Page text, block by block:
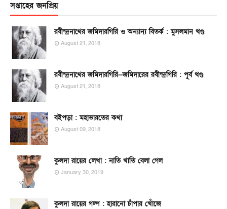
সপ্তাহের জনপ্রিয়
রবীন্দ্রনাথের জমিদারগিরি ও অন্যান্য বিতর্ক : মুসলমান খণ্ড
August 21, 2018
রবীন্দ্রনাথের জমিদারগিরি—জমিদারের রবীন্দ্রগিরি : পূর্ব খণ্ড
August 21, 2018
বইপড়া : মহাভারতের কথা
August 09, 2018
কুলদা রায়ের লেখা : নাতি খাতি বেলা গেল
January 30, 2019
কুলদা রায়ের গল্প : হারানো চাঁপার খোঁজে